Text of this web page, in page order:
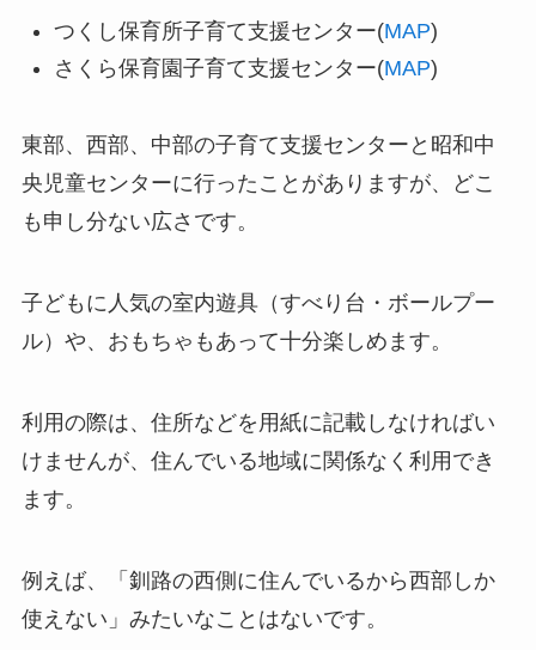
つくし保育所子育て支援センター(MAP)
さくら保育園子育て支援センター(MAP)
東部、西部、中部の子育て支援センターと昭和中
央児童センターに行ったことがありますが、どこ
も申し分ない広さです。
子どもに人気の室内遊具（すべり台・ボールプー
ル）や、おもちゃもあって十分楽しめます。
利用の際は、住所などを用紙に記載しなければい
けませんが、住んでいる地域に関係なく利用でき
ます。
例えば、「釧路の西側に住んでいるから西部しか
使えない」みたいなことはないです。